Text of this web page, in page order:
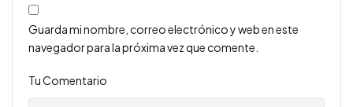
Guarda mi nombre, correo electrónico y web en este
navegador para la próxima vez que comente.
Tu Comentario